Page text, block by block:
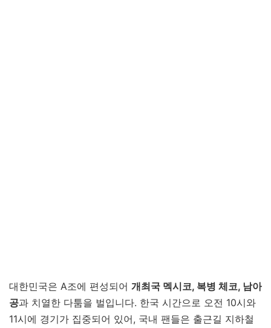
대한민국은 A조에 편성되어 개최국 멕시코, 복병 체코, 남아
공과 치열한 다툼을 벌입니다. 한국 시간으로 오전 10시와
11시에 경기가 집중되어 있어, 국내 팬들은 출근길 지하철